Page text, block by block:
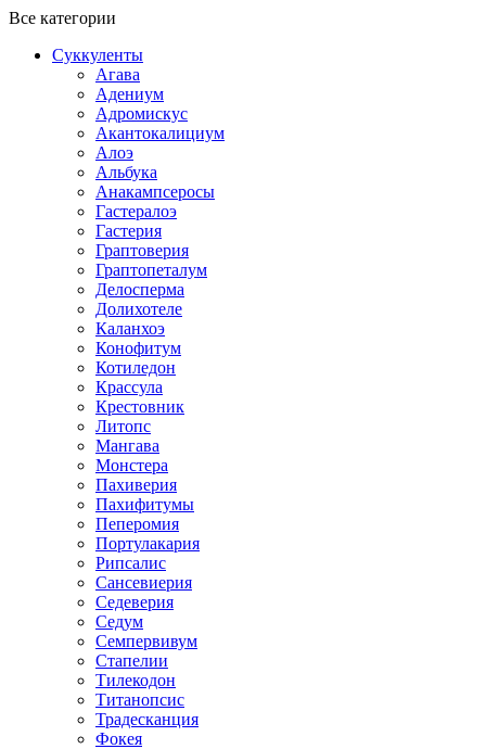
Все категории
Суккуленты
Агава
Адениум
Адромискус
Акантокалициум
Алоэ
Альбука
Анакампсеросы
Гастералоэ
Гастерия
Граптоверия
Граптопеталум
Делосперма
Долихотеле
Каланхоэ
Конофитум
Котиледон
Крассула
Крестовник
Литопс
Мангава
Монстера
Пахиверия
Пахифитумы
Пеперомия
Портулакария
Рипсалис
Сансевиерия
Седеверия
Седум
Семпервивум
Стапелии
Тилекодон
Титанопсис
Традесканция
Фокея